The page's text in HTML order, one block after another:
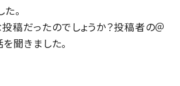
。
稿だったのでしょうか？投稿者の＠
聞きました。